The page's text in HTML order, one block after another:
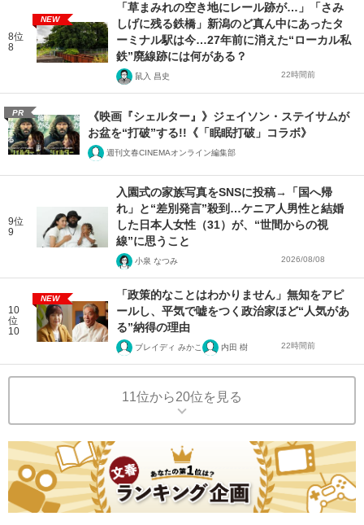
8位
8
NEW
「草まみれの空き地にレール跡が…」「さみ
しげに残る鉄橋」新潟のど真ん中にあったタ
ーミナル駅は今…27年前に消えた“ローカル私
鉄”廃線跡には何がある？
鼠入 昌史 22時間前
PR
《映画『シェルター』》ジェイソン・ステイサムが
お盆を“打破”する!!《「眠眠打破」コラボ》
週刊文春CINEMAオンライン編集部
9位
9
入園式の家族写真をSNSに投稿→「国へ帰
れ」と“差別発言”殺到…ケニア人男性と結婚
した日本人女性（31）が、“世間からの視
線”に思うこと
小泉 なつみ 2026/08/08
10
位
10
NEW
「政策的なことはわかりません」無知をアピ
ールし、平気で嘘をつく政治家ほど“人気があ
る”納得の理由
ブレイディ みかこ 内田 樹 22時間前
11位から20位を見る